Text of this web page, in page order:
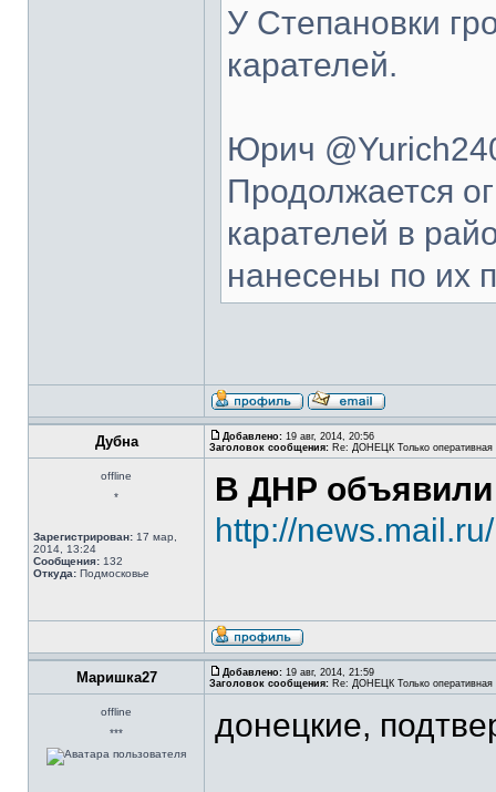
У Степановки
карателей.
Юрич
Продолжается
карателей в
нанесены по их
Дубна Добавлено: 19 авг, 2014, 20:56
Заголовок сообщения: Re: ДОНЕЦК Только оперативная
offline
*
Зарегистрирован: 17 мар,
2014, 13:24
Сообщения: 132
Откуда: Подмосковье
В ДНР объявили
http://
Маришка27 Добавлено: 19 авг, 2014, 21:59
Заголовок сообщения: Re: ДОНЕЦК Только оперативная
offline
***
донецкие,